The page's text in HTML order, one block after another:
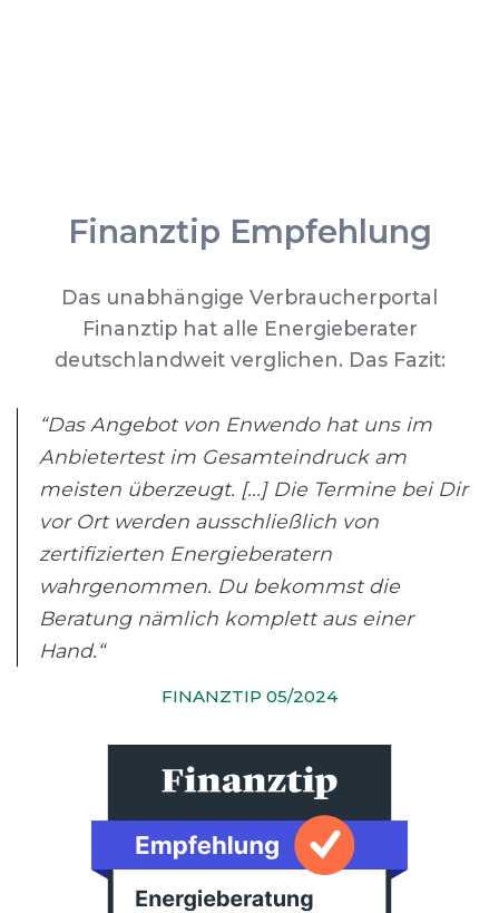
Finanztip Empfehlung
Das unabhängige Verbraucherportal
Finanztip hat alle Energieberater
deutschlandweit verglichen. Das Fazit:
“Das Angebot von Enwendo hat uns im
Anbietertest im Gesamteindruck am
meisten überzeugt. [...] Die Termine bei Dir
vor Ort werden ausschließlich von
zertifizierten Energieberatern
wahrgenommen. Du bekommst die
Beratung nämlich komplett aus einer
Hand.“
FINANZTIP 05/2024